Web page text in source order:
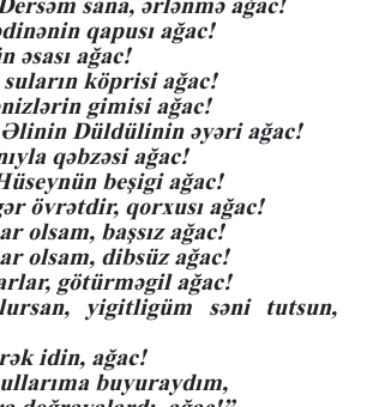
qapusı ağac!
əsası ağac!
köprisi ağac!
gimisi ağac!
Düldülinin əyəri ağac!
qəbzəsi ağac!
beşigi ağac!
övrətdir, qorxusı ağac!
olsam, başsız ağac!
olsam, dibsüz ağac!
götürməgil ağac!
yigitligüm səni tutsun,
idin, ağac!
buyuraydım,